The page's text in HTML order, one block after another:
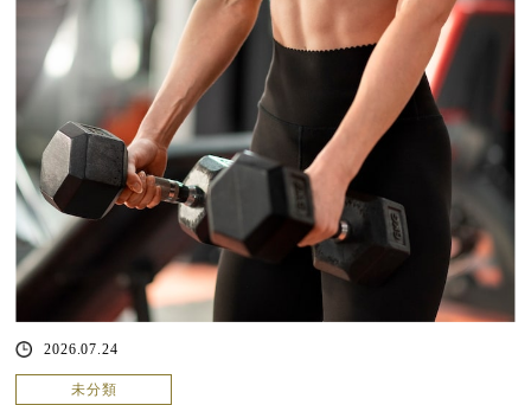
2026.07.24
未分類